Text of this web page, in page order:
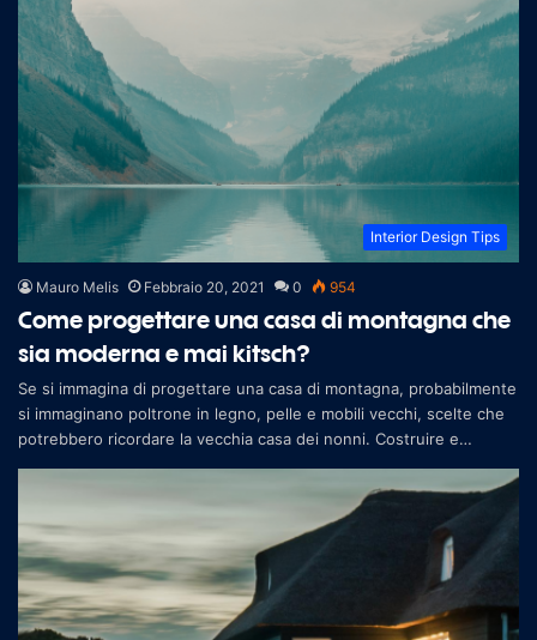
Interior Design Tips
Mauro Melis Febbraio 20, 2021 0 954
Come progettare una casa di montagna che
sia moderna e mai kitsch?
Se si immagina di progettare una casa di montagna, probabilmente
si immaginano poltrone in legno, pelle e mobili vecchi, scelte che
potrebbero ricordare la vecchia casa dei nonni. Costruire e
progetta